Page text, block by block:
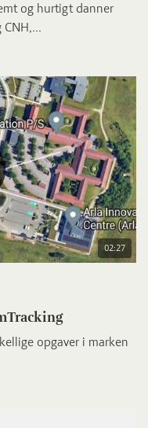
og hurtigt danner
02:27
opgaver i marken